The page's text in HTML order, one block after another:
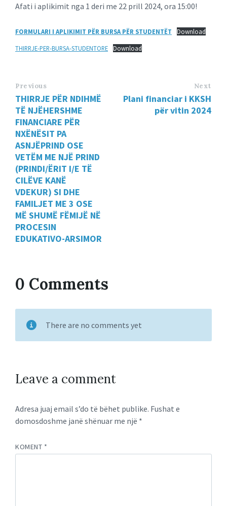
Afati i aplikimit nga 1 deri me 22 prill 2024, ora 15:00!
FORMULARI I APLIKIMIT PËR BURSA PËR STUDENTËT Download
THIRRJE-PER-BURSA-STUDENTORE Download
Previous
THIRRJE PËR NDIHMË
TË NJËHERSHME
FINANCIARE PËR
NXËNËSIT PA
ASNJËPRIND OSE
VETËM ME NJË PRIND
(PRINDI/ËRIT I/E TË
CILËVE KANË
VDEKUR) SI DHE
FAMILJET ME 3 OSE
MË SHUMË FËMIJË NË
PROCESIN
EDUKATIVO-ARSIMOR
Next
Plani financiar i KKSH
për vitin 2024
0 Comments
There are no comments yet
Leave a comment
Adresa juaj email s’do të bëhet publike. Fushat e
domosdoshme janë shënuar me një *
KOMENT *